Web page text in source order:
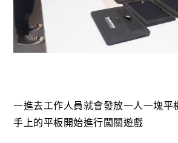
一進去工作人員就會發放一人一塊平
手上的平板開始進行闖關遊戲